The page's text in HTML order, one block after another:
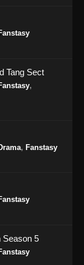
Episode 26 END
Tang Sect
,
, Fanstasy
Season 5